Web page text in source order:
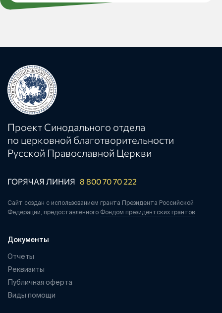
Проект Синодального отдела
по церковной благотворительности
Русской Православной Церкви
ГОРЯЧАЯ ЛИНИЯ 8 800 70 70 222
Сайт создан с использованием гранта Президента Российской
Федерации, предоставленного Фондом президентских грантов
Документы
Отчеты
Реквизиты
Публичная оферта
Виды помощи